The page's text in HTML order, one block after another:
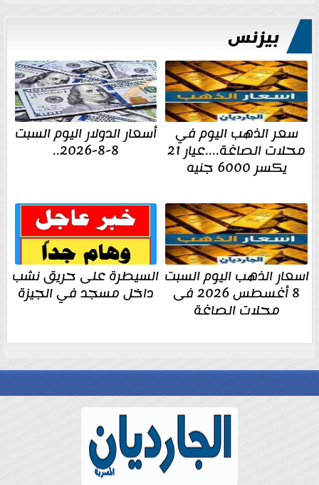
بيزنس
سعر الذهب اليوم في
محلات الصاغة....عيار 21
يكسر 6000 جنيه
أسعار الدولار اليوم السبت
8-8-2026..
اسعار الذهب اليوم السبت
8 أغسطس 2026 فى
محلات الصاغة
السيطرة على حريق نشب
داخل مسجد في الجيزة